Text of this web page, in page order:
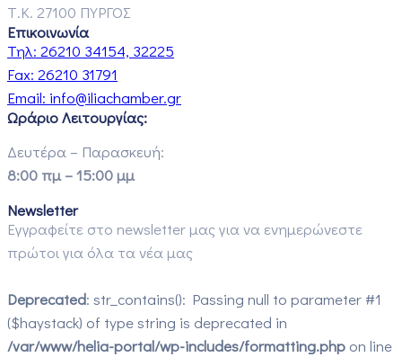
Τ.Κ. 27100 ΠΥΡΓΟΣ
Επικοινωνία
Τηλ: 26210 34154, 32225
Fax: 26210 31791
Email: info@iliachamber.gr
Ωράριο Λειτουργίας:
Δευτέρα – Παρασκευή:
8:00 πμ – 15:00 μμ
Newsletter
Εγγραφείτε στο newsletter μας για να ενημερώνεστε
πρώτοι για όλα τα νέα μας
Deprecated: str_contains(): Passing null to parameter #1
($haystack) of type string is deprecated in
/var/www/helia-portal/wp-includes/formatting.php on line